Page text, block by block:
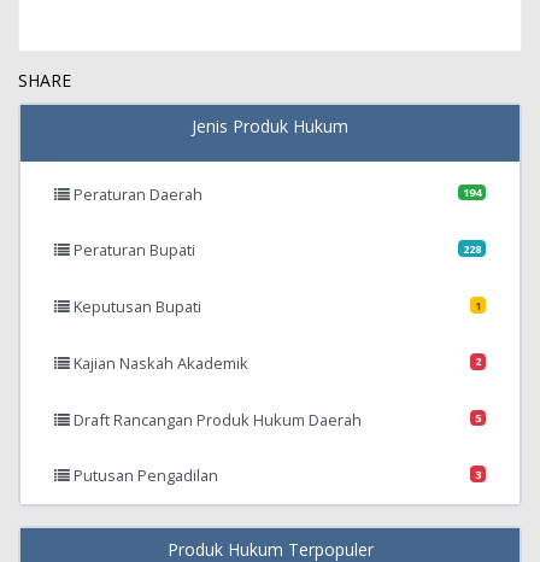
SHARE
Jenis Produk Hukum
Peraturan Daerah 194
Peraturan Bupati 228
Keputusan Bupati 1
Kajian Naskah Akademik 2
Draft Rancangan Produk Hukum Daerah 5
Putusan Pengadilan 3
Produk Hukum Terpopuler